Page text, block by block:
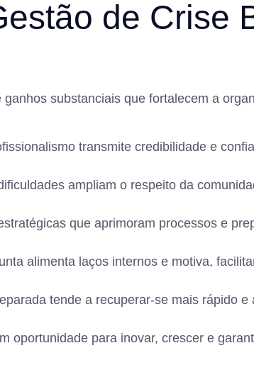
de Crise
substanciais que fortalecem a
transmite credibilidade e
ampliam o respeito da
que aprimoram processos e
alimenta laços internos e motiva,
tende a recuperar-se mais rápido e
oportunidade para inovar, crescer e